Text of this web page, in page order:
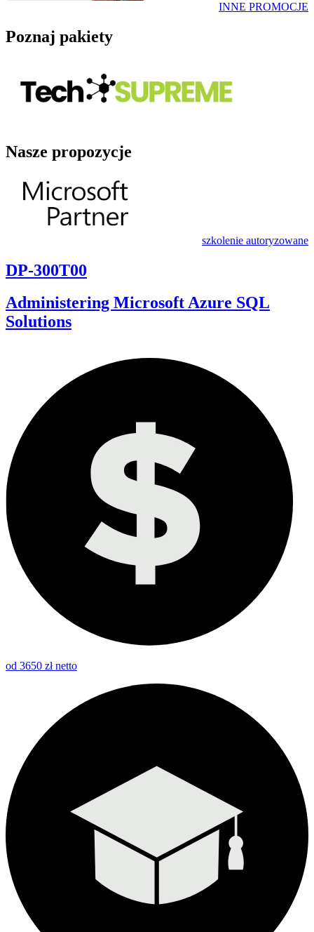
INNE PROMOCJE
Poznaj pakiety
Nasze propozycje
szkolenie autoryzowane
DP-300T00
Administering Microsoft Azure SQL
Solutions
od 3650 zł netto